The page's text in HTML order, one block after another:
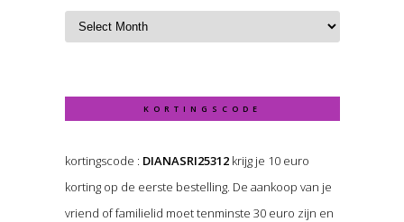
KORTINGSCODE
kortingscode : DIANASRI25312krijg je 10 euro
korting op de eerste bestelling. De aankoop van je
vriend of familielid moet tenminste 30 euro zijn en